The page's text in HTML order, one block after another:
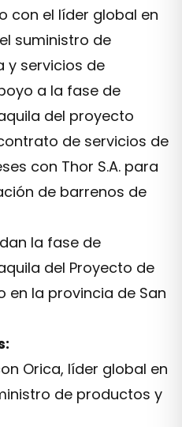
con el líder global en
suministro de
y servicios de
a la fase de
del proyecto
de servicios de
con Thor S.A. para
de barrenos de
la fase de
del Proyecto de
en la provincia de San
Orica, líder global en
de productos y